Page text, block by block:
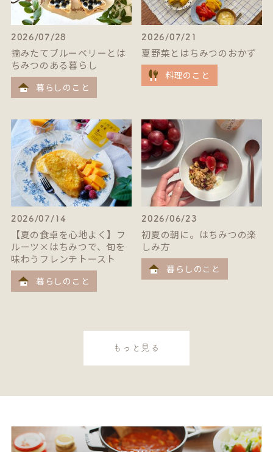
2026/07/28
摘みたてブルーベリーとは
ちみつのある暮らし
暮らしのこと
2026/07/21
夏野菜とはちみつのおかず
料理のこと
2026/07/14
【夏の食卓を心地よく】フ
ルーツ×はちみつで、旬を
味わうフレンチトースト
暮らしのこと
2026/06/23
初夏の朝に。はちみつの楽
しみ方
暮らしのこと
もっと見る